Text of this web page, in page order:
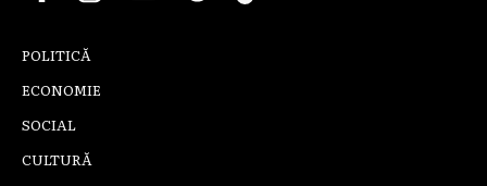
POLITICĂ
ECONOMIE
SOCIAL
CULTURĂ